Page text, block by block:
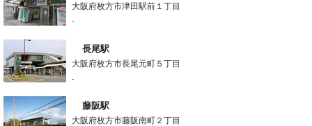
大阪府枚方市津田駅前１丁目
-
長尾駅
大阪府枚方市長尾元町５丁目
-
藤阪駅
大阪府枚方市藤阪南町２丁目